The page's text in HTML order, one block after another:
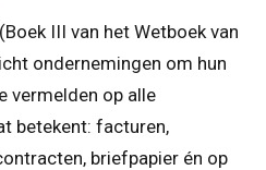
III van het Wetboek van
ondernemingen om hun
vermelden op alle
betekent: facturen,
briefpapier én op